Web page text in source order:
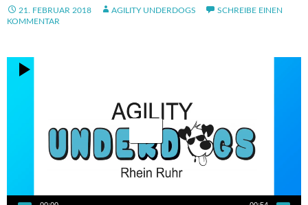
21. FEBRUAR 2018 AGILITY UNDERDOGS
SCHREIBE EINEN
KOMMENTAR
Video-